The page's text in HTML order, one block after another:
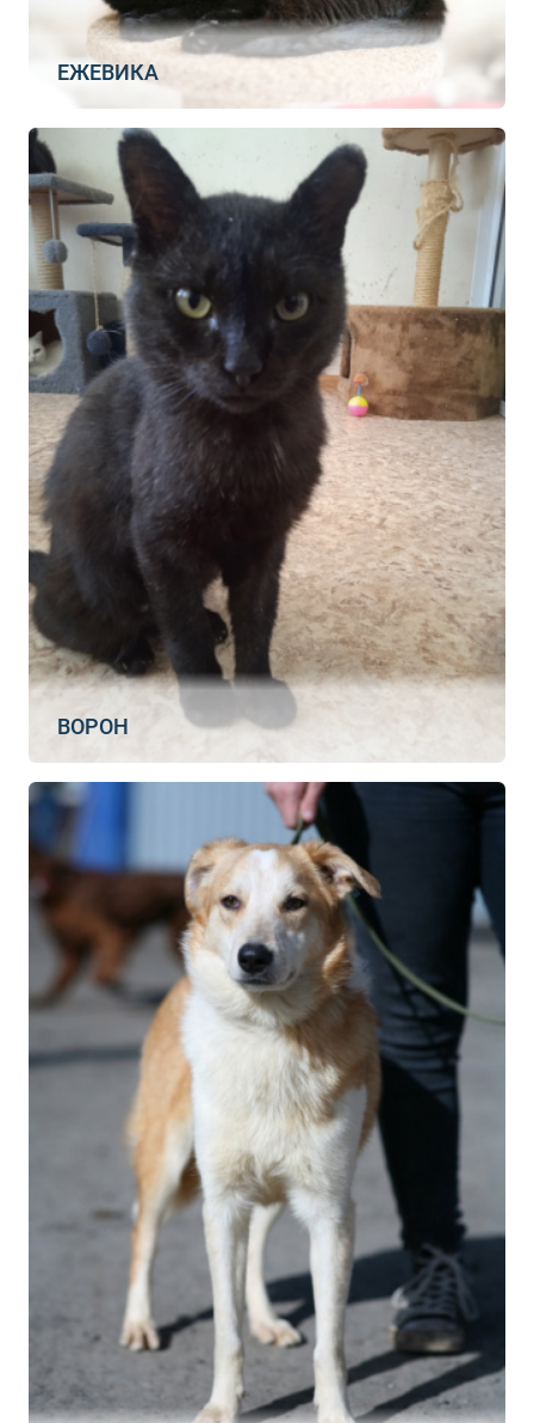
ЕЖЕВИКА
ВОРОН